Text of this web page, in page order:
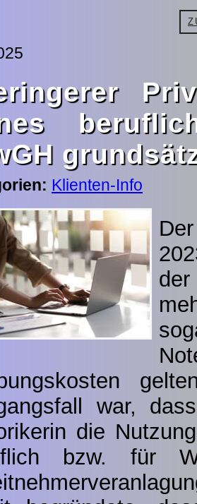
Klienten-Info
der
war,
die
bzw. für